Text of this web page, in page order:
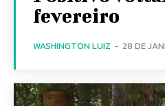
fevereiro
WASHINGTON LUIZ - 28 DE